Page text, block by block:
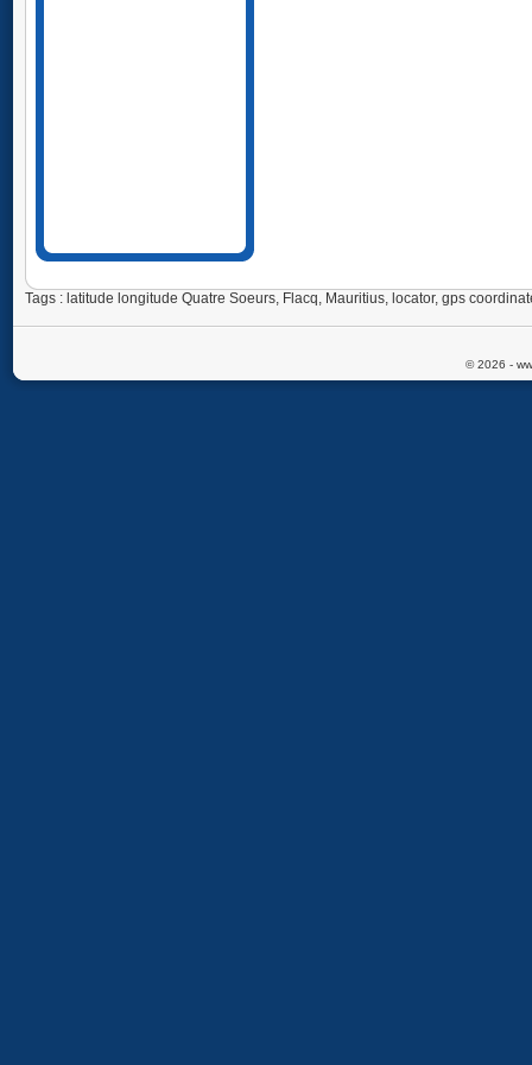
Tags : latitude longitude Quatre Soeurs, Flacq, Mauritius, locator, gps
© 2026 -